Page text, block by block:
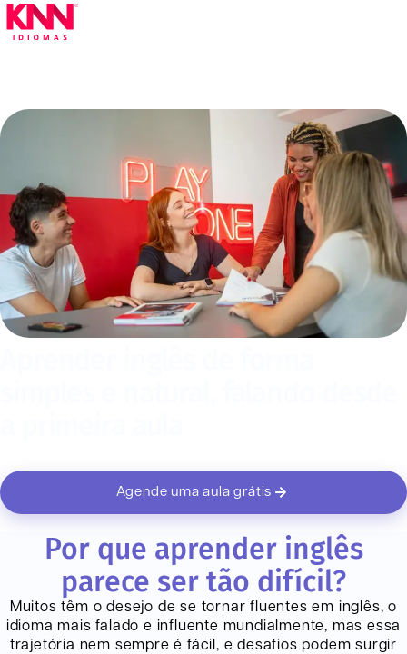
Agende uma aula grátis
Por que aprender inglês
parece ser tão difícil?
Muitos têm o desejo de se tornar fluentes em inglês, o
idioma mais falado e influente mundialmente, mas essa
trajetória nem sempre é fácil, e desafios podem surgir